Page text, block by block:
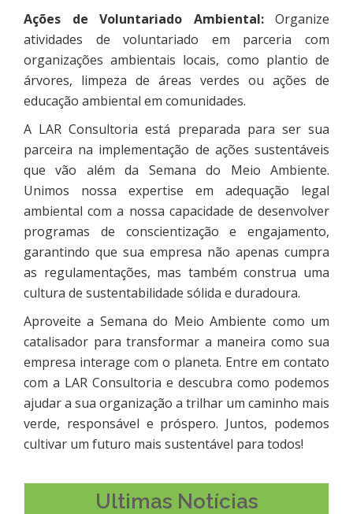
Ações de Voluntariado Ambiental: Organize
atividades de voluntariado em parceria com
organizações ambientais locais, como plantio de
árvores, limpeza de áreas verdes ou ações de
educação ambiental em comunidades.
A LAR Consultoria está preparada para ser sua
parceira na implementação de ações sustentáveis
que vão além da Semana do Meio Ambiente.
Unimos nossa expertise em adequação legal
ambiental com a nossa capacidade de desenvolver
programas de conscientização e engajamento,
garantindo que sua empresa não apenas cumpra
as regulamentações, mas também construa uma
cultura de sustentabilidade sólida e duradoura.
Aproveite a Semana do Meio Ambiente como um
catalisador para transformar a maneira como sua
empresa interage com o planeta. Entre em contato
com a LAR Consultoria e descubra como podemos
ajudar a sua organização a trilhar um caminho mais
verde, responsável e próspero. Juntos, podemos
cultivar um futuro mais sustentável para todos!
Ultimas Notícias